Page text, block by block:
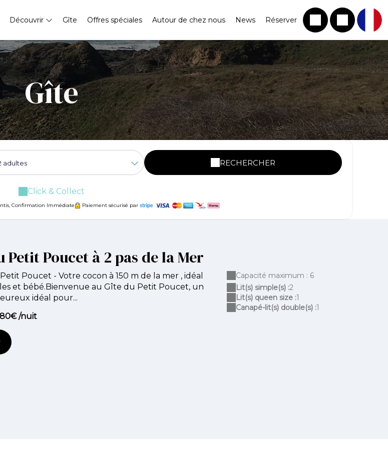
Découvrir Gîte Offres spéciales Autour de chez nous News Réserver
Gîte
adultes RECHERCHER
Click & Collect
Confirmation Immédiate Paiement sécurisé par
Petit Poucet à 2 pas de la Mer
Poucet - Votre cocon à 150 m de la mer , idéal
et bébé.Bienvenue au Gîte du Petit Poucet, un
idéal pour...
80€ /nuit
Capacité maximum : 6
Lit(s) simple(s) :2
Lit(s) queen size :1
Canapé-lit(s) double(s) :1